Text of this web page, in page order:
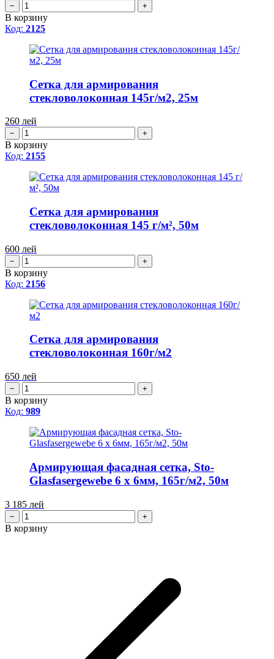
− +
В корзину
Код: 2125
Сетка для армирования
стекловолоконная 145г/м2, 25м
260 лей
− +
В корзину
Код: 2155
Сетка для армирования
стекловолоконная 145 г/м², 50м
600 лей
− +
В корзину
Код: 2156
Сетка для армирования
стекловолоконная 160г/м2
650 лей
− +
В корзину
Код: 989
Армирующая фасадная сетка, Sto-
Glasfasergewebe 6 x 6мм, 165г/м2, 50м
3 185 лей
− +
В корзину